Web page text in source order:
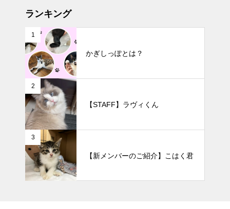
ランキング
1
かぎしっぽとは？
2
【STAFF】ラヴィくん
3
【新メンバーのご紹介】こはく君